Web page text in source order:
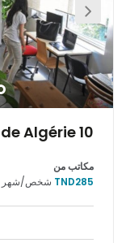
بالقرب
مكاتب من
TND285 شخص/شهر